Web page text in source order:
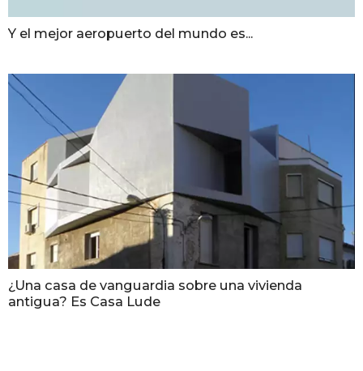
Y el mejor aeropuerto del mundo es...
¿Una casa de vanguardia sobre una vivienda
antigua? Es Casa Lude